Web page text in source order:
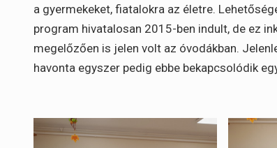
a gyermekeket, fiatalokra az életre.
program hivatalosan 2015-ben indult, de ez
megelőzően is jelen volt az óvodákban.
havonta egyszer pedig ebbe bekapcsolódik